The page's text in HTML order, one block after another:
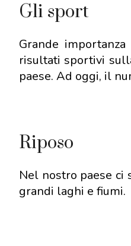
Gli sport
Grande
risultati sportivi
paese. Ad oggi, il
Riposo
Nel nostro paese ci
grandi laghi e fiumi.